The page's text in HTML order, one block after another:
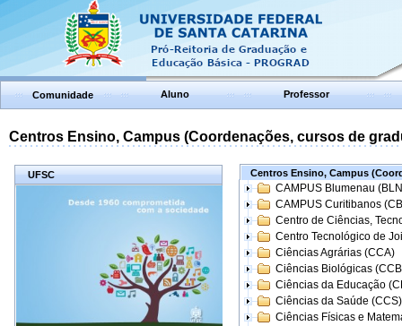
Comunidade Aluno Professor
Centros Ensino, Campus (Coordenações, cursos de
UFSC Centros Ensino, Campus
CAMPUS Blumenau
CAMPUS Curitibanos
Centro de Ciências,
Centro Tecnológico de
Ciências Agrárias (CCA)
Ciências Biológicas
Ciências da Educação
Ciências da Saúde (CCS)
Ciências Físicas e